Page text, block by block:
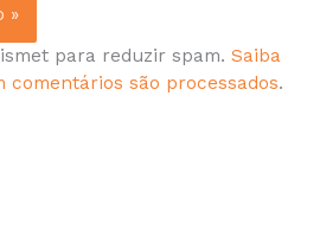
para reduzir spam. Saiba
comentários são processados.